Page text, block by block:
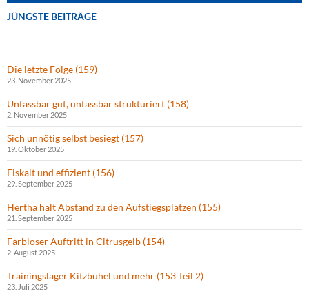
JÜNGSTE BEITRÄGE
Die letzte Folge (159)
23. November 2025
Unfassbar gut, unfassbar strukturiert (158)
2. November 2025
Sich unnötig selbst besiegt (157)
19. Oktober 2025
Eiskalt und effizient (156)
29. September 2025
Hertha hält Abstand zu den Aufstiegsplätzen (155)
21. September 2025
Farbloser Auftritt in Citrusgelb (154)
2. August 2025
Trainingslager Kitzbühel und mehr (153 Teil 2)
23. Juli 2025